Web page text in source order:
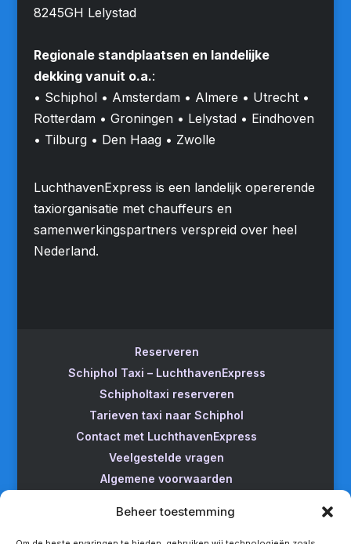
Beheer toestemming
8245GH Lelystad
Regionale standplaatsen en landelijke
dekking vanuit o.a.:
• Schiphol • Amsterdam • Almere • Utrecht •
Rotterdam • Groningen • Lelystad • Eindhoven
• Tilburg • Den Haag • Zwolle
LuchthavenExpress is een landelijk opererende
taxiorganisatie met chauffeurs en
samenwerkingspartners verspreid over heel
Nederland.
Reserveren
Schiphol Taxi – LuchthavenExpress
Schipholtaxi reserveren
Tarieven taxi naar Schiphol
Contact met LuchthavenExpress
Veelgestelde vragen
Algemene voorwaarden